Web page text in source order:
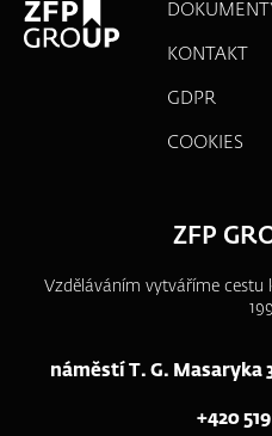
KONTAKT
GDPR
COOKIES
ZFP
Vzděláváním vytváříme cestu
náměstí T. G. Masaryka
+420